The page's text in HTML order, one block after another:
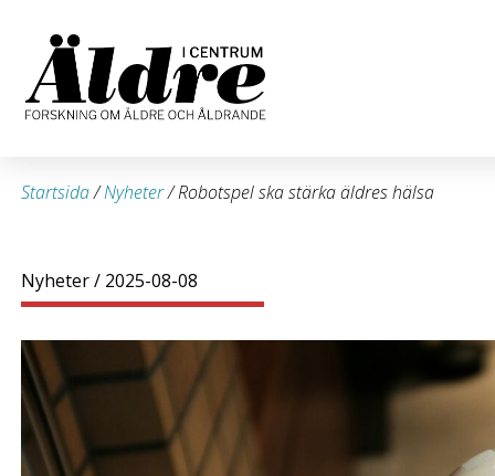
Startsida/Nyheter/Robotspel ska stärka äldres hälsa
Nyheter/ 2025-08-08